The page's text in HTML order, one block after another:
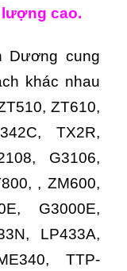
lượng cao.
Dương cung
khác nhau
ZT610,
TX2R,
G3106,
, ZM600,
G3000E,
LP433A,
TTP-